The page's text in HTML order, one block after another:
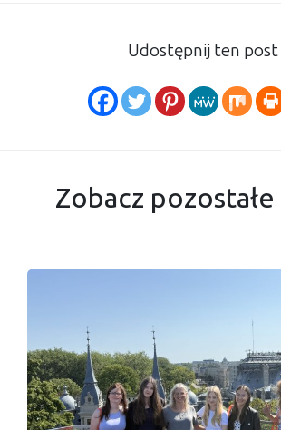
Udostępnij ten post
Zobacz